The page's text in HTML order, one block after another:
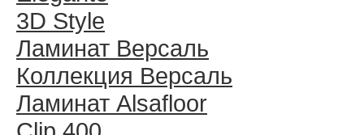
3D Style
Ламинат Версаль
Коллекция Версаль
Ламинат Alsafloor